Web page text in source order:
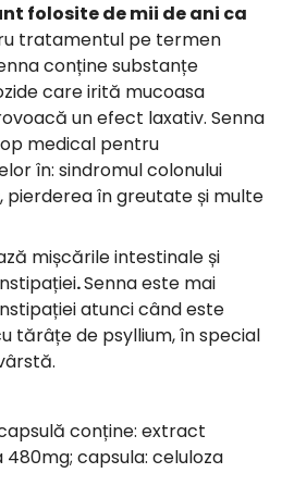
folosite de mii de ani ca
tratamentul pe termen
conține substanțe
care irită mucoasa
un efect laxativ. Senna
medical pentru
în: sindromul colonului
pierderea în greutate și multe
mișcările intestinale și
.Senna este mai
atunci când este
tărâțe de psyllium, în special
conține: extract
capsula: celuloza